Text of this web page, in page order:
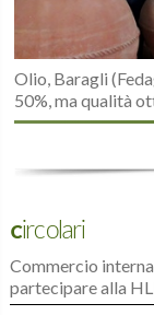
Olio, Baragli
50%, ma qualità
Circolari
Commercio
partecipare alla